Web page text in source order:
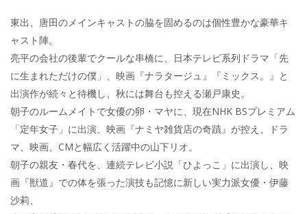
東出、唐田のメインキャストの脇を固めるのは個性豊かな豪華キ
ャスト陣。
亮平の会社の後輩でクールな串橋に、日本テレビ系列ドラマ「先
に生まれただけの僕」、映画『ナラタージュ』『ミックス。』と
出演作が続々と待機し、秋には舞台も控える瀬戸康史。
朝子のルームメイトで女優の卵・マヤに、現在NHK BSプレミアム
「定年女子」に出演、映画『ナミヤ雑貨店の奇蹟』が控え、ドラ
マ、映画、CMと幅広く活躍中の山下リオ。
朝子の親友・春代を、連続テレビ小説「ひよっこ」に出演し、映
画『獣道』での体を張った演技も記憶に新しい実力派女優・伊藤
沙莉、